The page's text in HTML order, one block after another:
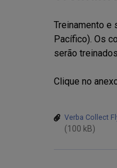
Treinamento e
Pacífico). Os
serão
Clique no
Verba Collect
(100 kB)